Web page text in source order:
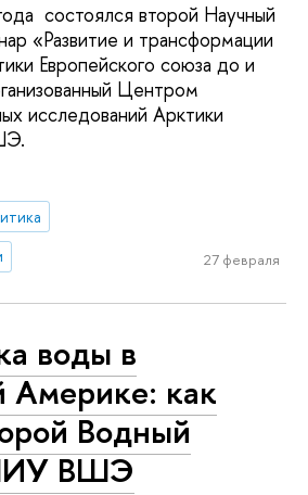
состоялся второй Научный
«Развитие и трансформации
Европейского союза до и
Центром
исследований Арктики
27 февраля
воды в
Америке: как
Водный
ВШЭ